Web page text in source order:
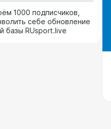
1000 подписчиков,
себе обновление
базы RUsport.live